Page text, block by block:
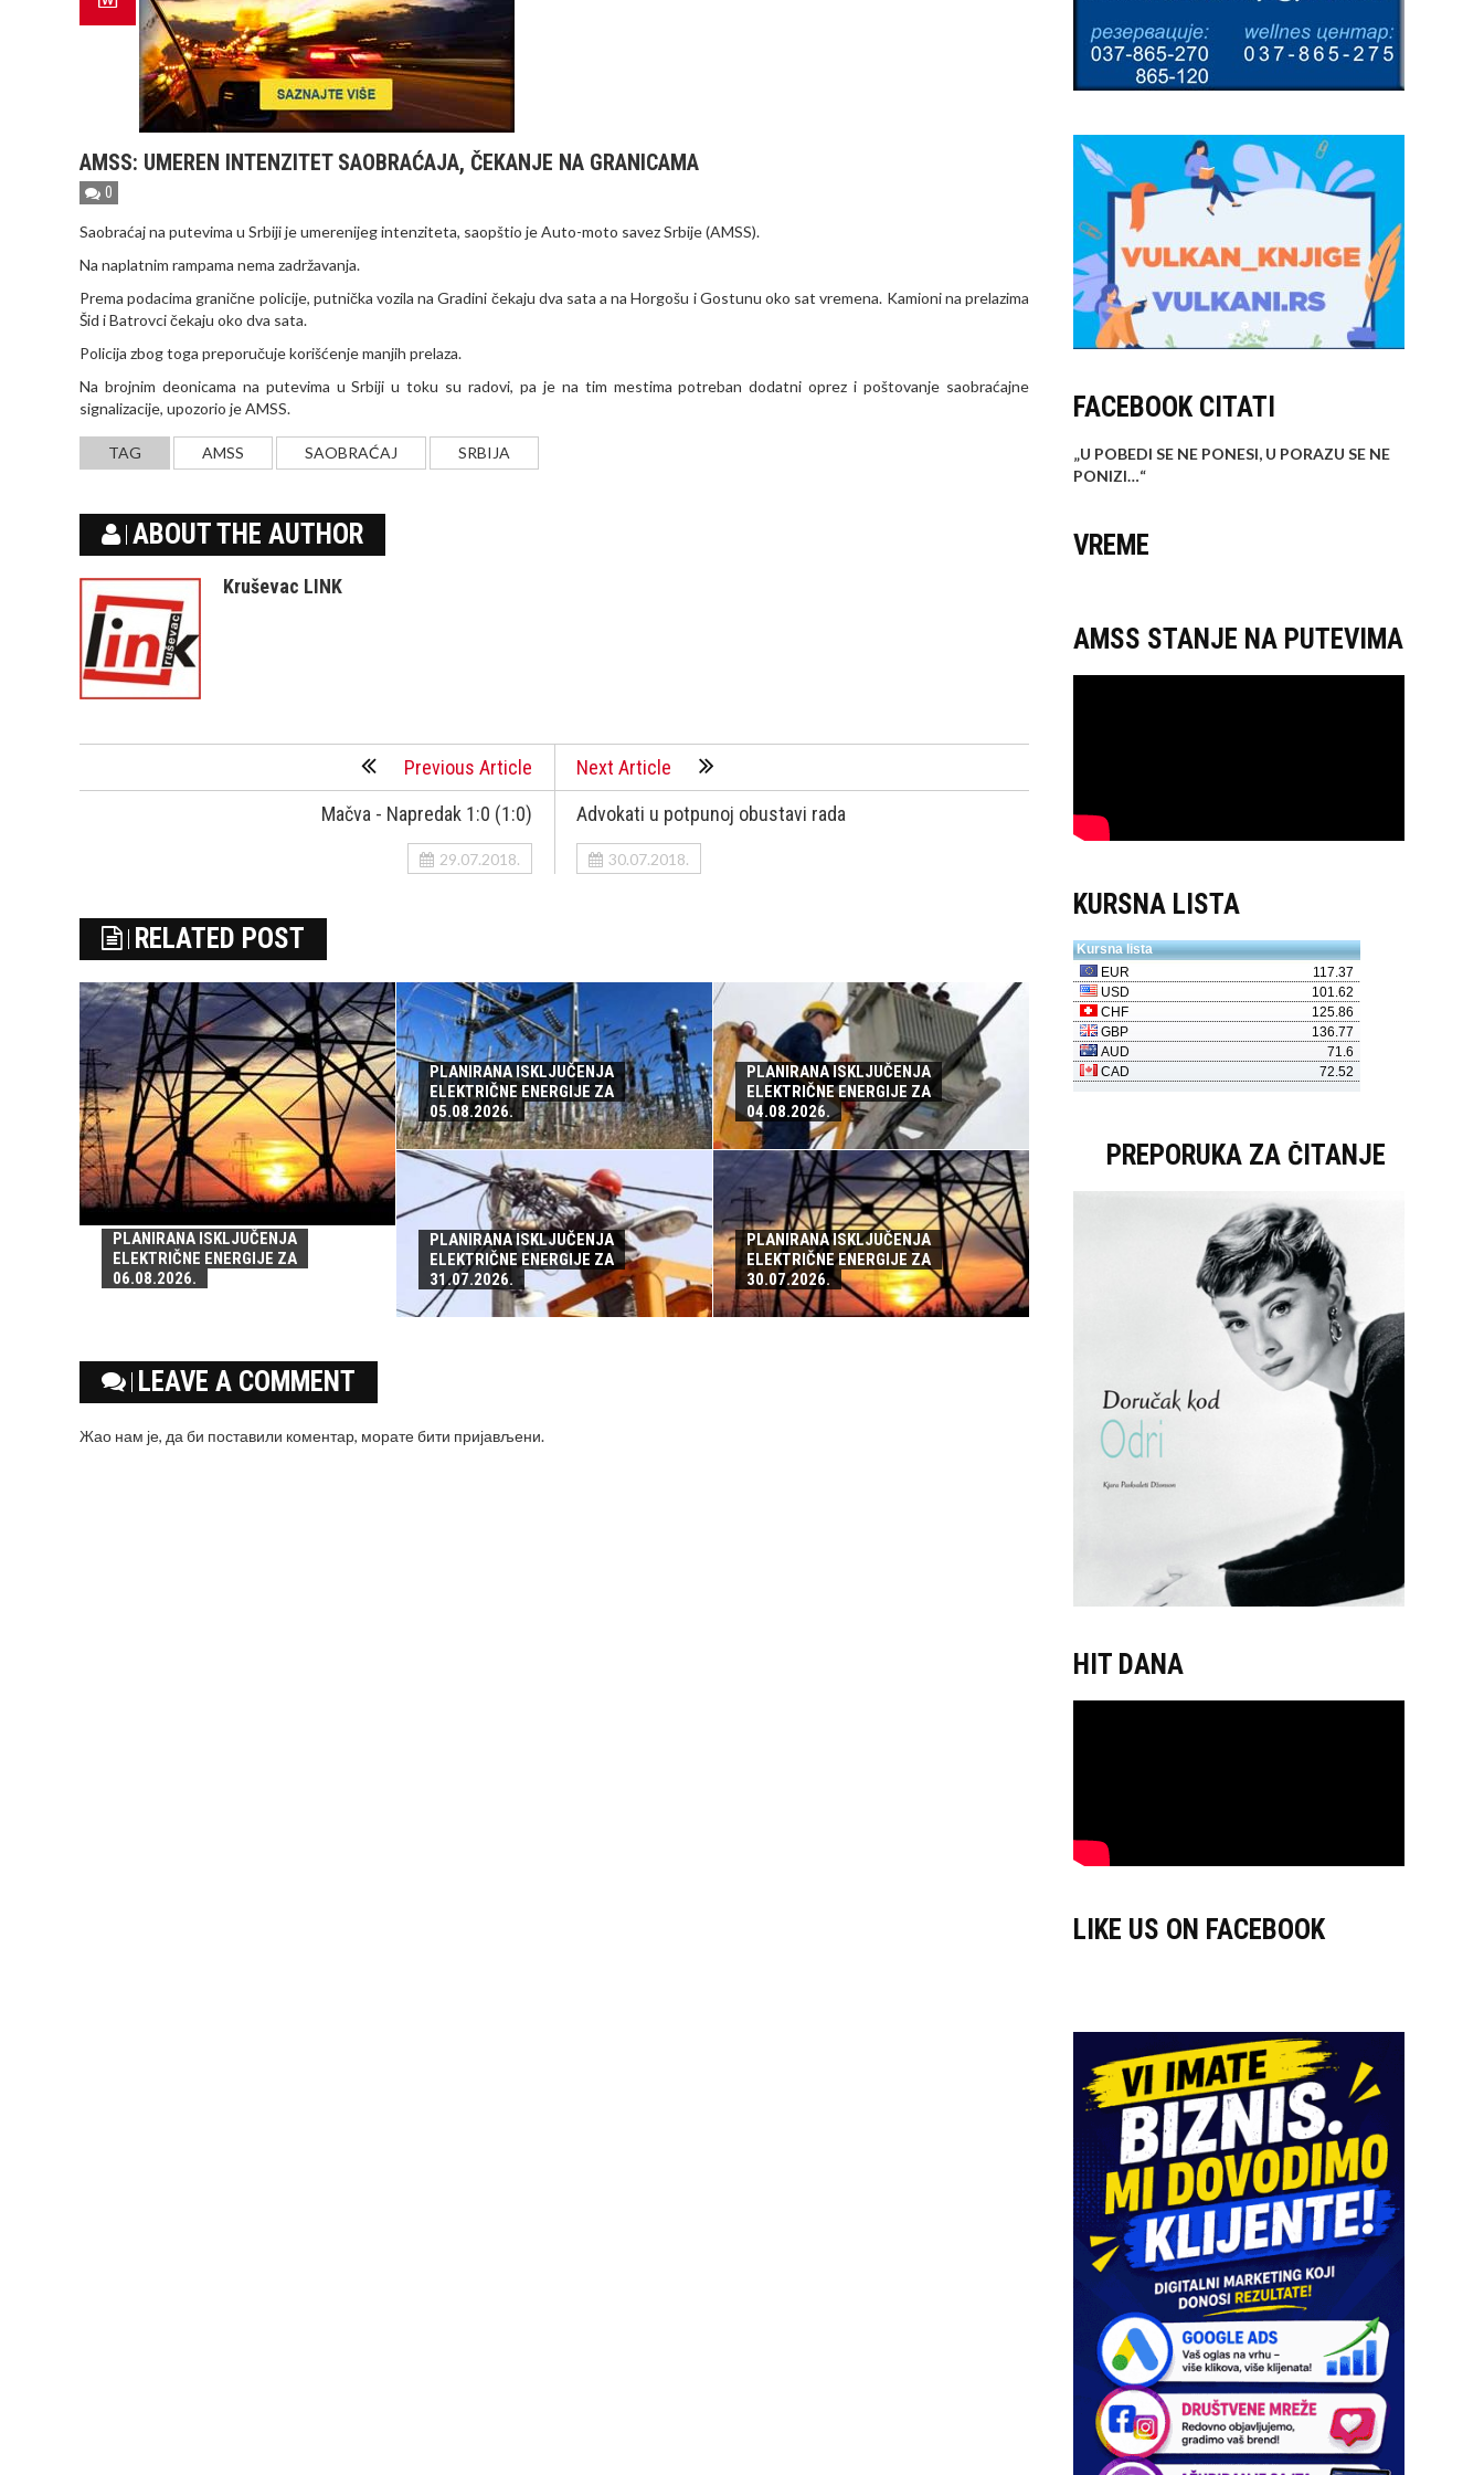
AMSS: UMEREN INTENZITET SAOBRAĆAJA, ČEKANJE NA GRANICAMA
0
Saobraćaj na putevima u Srbiji je umerenijeg intenziteta, saopštio je Auto-moto savez Srbije (AMSS).
Na naplatnim rampama nema zadržavanja.
Prema podacima granične policije, putnička vozila na Gradini čekaju dva sata a na Horgošu i Gostunu oko sat vremena. Kamioni na prelazima
Šid i Batrovci čekaju oko dva sata.
Policija zbog toga preporučuje korišćenje manjih prelaza.
Na brojnim deonicama na putevima u Srbiji u toku su radovi, pa je na tim mestima potreban dodatni oprez i poštovanje saobraćajne
signalizacije, upozorio je AMSS.
TAG AMSS SAOBRAĆAJ SRBIJA
ABOUT THE AUTHOR
Kruševac LINK
Previous Article
Mačva - Napredak 1:0 (1:0)
29.07.2018.
Next Article
Advokati u potpunoj obustavi rada
30.07.2018.
RELATED POST
PLANIRANA ISKLJUČENJA
ELEKTRIČNE ENERGIJE ZA
06.08.2026.
PLANIRANA ISKLJUČENJA
ELEKTRIČNE ENERGIJE ZA
05.08.2026.
PLANIRANA ISKLJUČENJA
ELEKTRIČNE ENERGIJE ZA
04.08.2026.
PLANIRANA ISKLJUČENJA
ELEKTRIČNE ENERGIJE ZA
31.07.2026.
PLANIRANA ISKLJUČENJA
ELEKTRIČNE ENERGIJE ZA
30.07.2026.
LEAVE A COMMENT
Жао нам је, да би поставили коментар, моратебити пријављени.
FACEBOOK CITATI
„U POBEDI SE NE PONESI, U PORAZU SE NE
PONIZI…“
VREME
AMSS STANJE NA PUTEVIMA
KURSNA LISTA
PREPORUKA ZA ČITANJE
HIT DANA
LIKE US ON FACEBOOK